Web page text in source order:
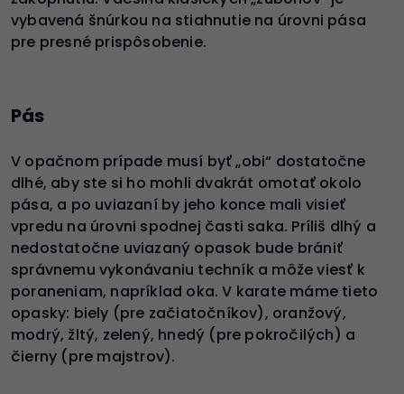
vybavená šnúrkou na stiahnutie na úrovni pása
pre presné prispôsobenie.
Pás
V opačnom prípade musí byť „obi“ dostatočne
dlhé, aby ste si ho mohli dvakrát omotať okolo
pása, a po uviazaní by jeho konce mali visieť
vpredu na úrovni spodnej časti saka. Príliš dlhý a
nedostatočne uviazaný opasok bude brániť
správnemu vykonávaniu techník a môže viesť k
poraneniam, napríklad oka. V karate máme tieto
opasky: biely (pre začiatočníkov), oranžový,
modrý, žltý, zelený, hnedý (pre pokročilých) a
čierny (pre majstrov).